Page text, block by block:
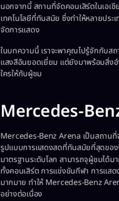
นอกจากนี้ สถานที่จัดคอนเสิร์ตในเอเ
เทคโนโลยีที่ทันสมัย ซึ่งทำให้หลายปร
จัดการแสดง
ในบทความนี้ เราจะพาคุณไปรู้จักกับส
แสงสีอันยอดเยี่ยม แต่ยังมาพร้อมสิ่ง
ใครให้กับผู้ชม
Mercedes-
Mercedes-Benz Arena เป็นสถาน
รูปแบบการแสดงสดที่ทันสมัยที่สุดของ
มาตรฐานระดับโลก สามารถจุผู้ชมได้
ทั้งคอนเสิร์ต การแข่งขันกีฬา การแส
มากมาย ทำให้ Mercedes-Benz
อย่างต่อเนื่อง